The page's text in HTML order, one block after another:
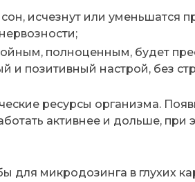
исчезнут или уменьшатся
полноценным, будет
и позитивный настрой, без
ресурсы организма.
активнее и дольше, при
для микродозинга в глухих